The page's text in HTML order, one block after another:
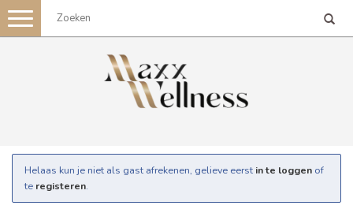
Toggle
navigation
Helaas kun je niet als gast afrekenen, gelieve eerst in te loggen of
te registeren.